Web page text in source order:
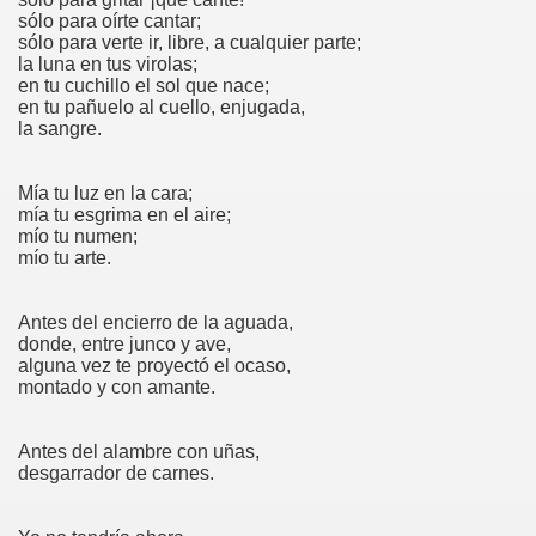
sólo para oírte cantar;
sólo para verte ir, libre, a cualquier parte;
la luna en tus virolas;
en tu cuchillo el sol que nace;
en tu pañuelo al cuello, enjugada,
la sangre.
Mía tu luz en la cara;
mía tu esgrima en el aire;
mío tu numen;
mío tu arte.
Antes del encierro de la aguada,
donde, entre junco y ave,
alguna vez te proyectó el ocaso,
montado y con amante.
Antes del alambre con uñas,
desgarrador de carnes.